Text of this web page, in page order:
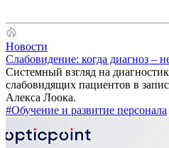
Новости
Слабовидение: когда диагноз –
Системный взгляд на
слабовидящих пациентов в
Алекса Лоока.
#Обучение и развитие персонала